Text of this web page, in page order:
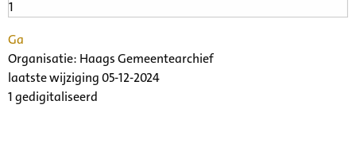
Ga
Organisatie: Haags Gemeentearchief
laatste wijziging 05-12-2024
1 gedigitaliseerd